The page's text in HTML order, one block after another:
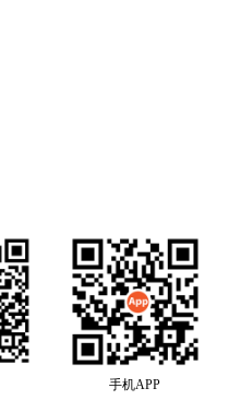
手机APP